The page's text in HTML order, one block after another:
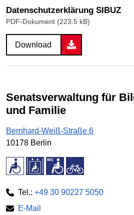
Datenschutzerklärung SIBUZ
PDF-Dokument (223.5 kB)
Download
Senatsverwaltung für Bildung, Jugend
und Familie
Bernhard-Weiß-Straße 6
10178 Berlin
Tel.: +49 30 90227 5050
E-Mail